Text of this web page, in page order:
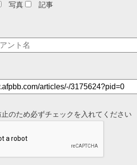
写真 記事
のため必ずチェックを入れてください